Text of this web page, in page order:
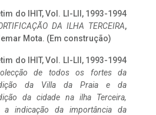
do IHIT, Vol. LI-LII, 1993-1994
DA ILHA TERCEIRA,
Mota. (Em construção)
do IHIT, Vol. LI-LII, 1993-1994
de todos os fortes da
da Villa da Praia e da
da cidade na ilha Terceira,
a indicação da importância da